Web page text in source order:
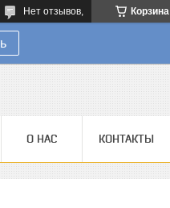
Корзина
Нет отзывов,
О НАС КОНТАКТЫ